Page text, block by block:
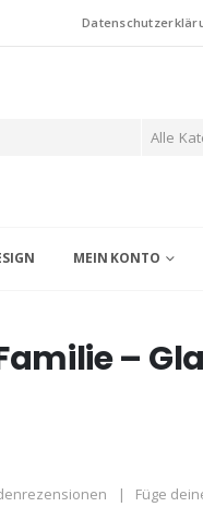
Alle
MEIN KONTO
–
| Füge